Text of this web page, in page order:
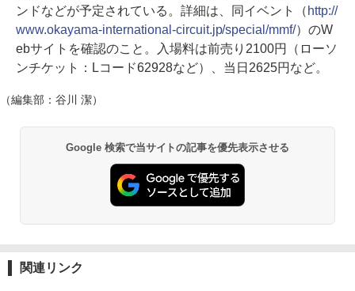
ンドなどが予定されている。詳細は、同イベント（ http://
www.okayama-international-circuit.jp/special/mmf/）のW
ebサイトを確認のこと。入場料は前売り2100円（ローソ
ンチケット：Lコード62928など）、当日2625円など。
（編集部：谷川 潔）
Google 検索で当サイトの記事を優先表示させる
関連リンク